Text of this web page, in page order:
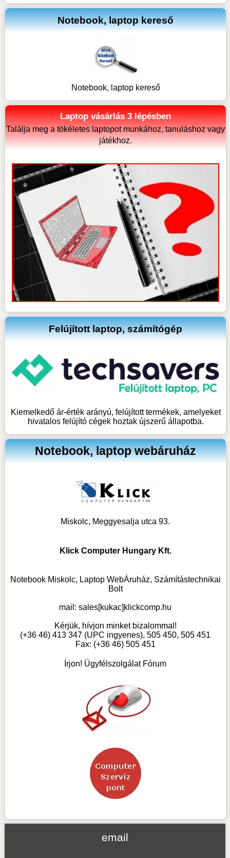
Notebook, laptop kereső
Notebook, laptop kereső
Laptop vásárlás 3 lépésben
Találja meg a tökéletes laptopot munkához, tanuláshoz vagy
játékhoz.
Felújított laptop, számítógép
Kiemelkedő ár-érték arányú, felújított termékek, amelyeket
hivatalos felújító cégek hoztak újszerű állapotba.
Notebook, laptop webáruház
Miskolc, Meggyesalja utca 93.
Klick Computer Hungary Kft.
Notebook Miskolc, Laptop WebÁruház, Számítástechnikai
Bolt
mail:sales[kukac]klickcomp.hu
Kérjük, hívjon minket bizalommal!
(+36 46) 413 347 (UPC ingyenes), 505 450, 505 451
Fax: (+36 46) 505 451
Írjon! Ügyfélszolgálat Fórum
email